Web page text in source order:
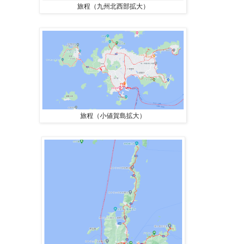
旅程（九州北西部拡大）
旅程（小値賀島拡大）